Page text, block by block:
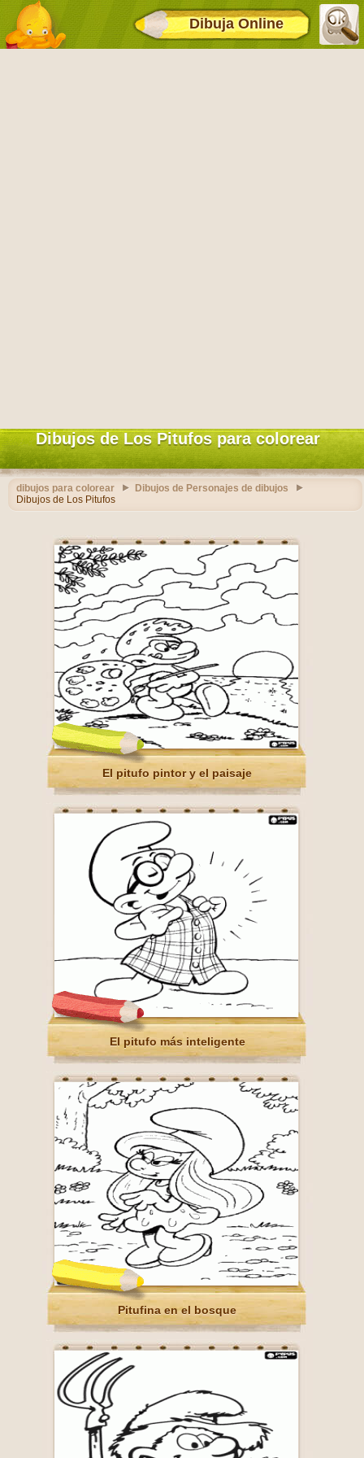
Dibuja Online
Dibujos de Los Pitufos para colorear
dibujos para colorear
Dibujos de Personajes de dibujos
Dibujos de Los Pitufos
El pitufo pintor y el paisaje
El pitufo más inteligente
Pitufina en el bosque